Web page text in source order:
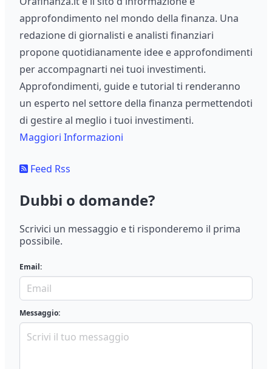
approfondimento nel mondo della finanza. Una
redazione di giornalisti e analisti finanziari
propone quotidianamente idee e approfondimenti
per accompagnarti nei tuoi investimenti.
Approfondimenti, guide e tutorial ti renderanno
un esperto nel settore della finanza permettendoti
di gestire al meglio i tuoi investimenti.
Maggiori Informazioni
Feed Rss
Dubbi o domande?
Scrivici un messaggio e ti risponderemo il prima
possibile.
Email:
Messaggio: